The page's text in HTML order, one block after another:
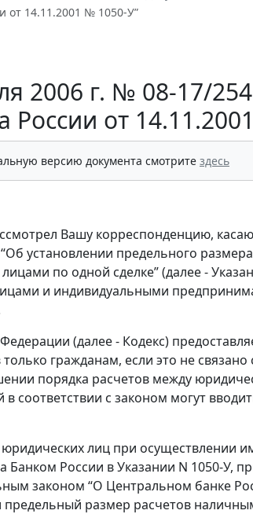
от 14.11.2001 № 1050-У”
2006 г. № 08-17/
России от
версию документа смотрите здесь
Вашу корреспонденцию,
установлении предельного
по одной сделке” (далее -
и индивидуальными
(далее - Кодекс)
гражданам, если это не
порядка расчетов между
с законом могут
лиц при осуществлении
Банком России в Указании N 1050-У,
законом “О Центральном банке
размер расчетов